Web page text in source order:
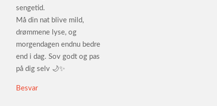
sengetid.
Må din nat blive mild,
drømmene lyse, og
morgendagen endnu bedre
end i dag. Sov godt og pas
på dig selv 🌙✨
Besvar